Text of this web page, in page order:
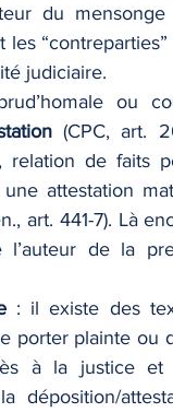
du
judiciaire.
ou
(CPC, art.
de faits
attestation
art. 441-7). Là
de la
: il existe des
porter plainte ou
à la justice
déposition/